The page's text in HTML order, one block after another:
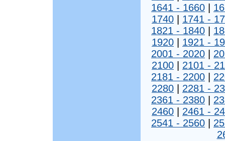
1641 - 1660
1740
1741 -
1821 - 1840
1920
1921 -
2001 - 2020
2100
2101 -
2181 - 2200
2280
2281 -
2361 - 2380
2460
2461 -
2541 - 2560